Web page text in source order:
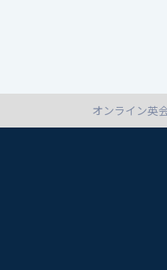
オンライン英